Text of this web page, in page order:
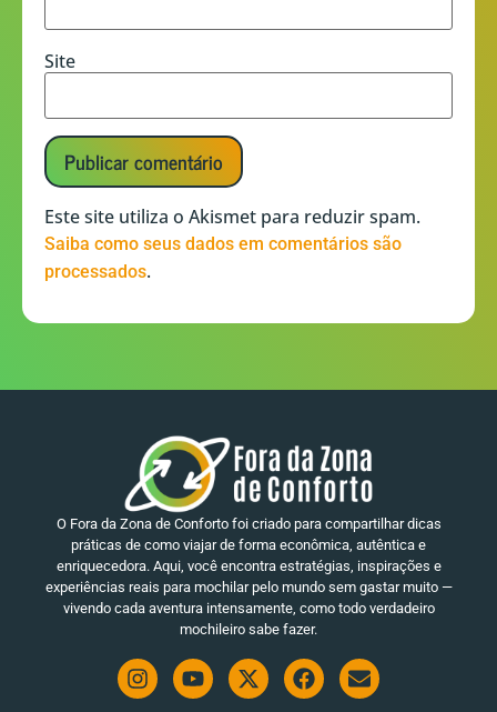
Site
Este site utiliza o Akismet para reduzir spam.
Saiba como seus dados em comentários são
processados.
O Fora da Zona de Conforto foi criado para compartilhar dicas
práticas de como viajar de forma econômica, autêntica e
enriquecedora. Aqui, você encontra estratégias, inspirações e
experiências reais para mochilar pelo mundo sem gastar muito —
vivendo cada aventura intensamente, como todo verdadeiro
mochileiro sabe fazer.